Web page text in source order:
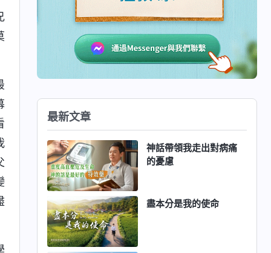
最新文章
神話帶領我走出對病痛
的憂慮
盡本分是我的使命